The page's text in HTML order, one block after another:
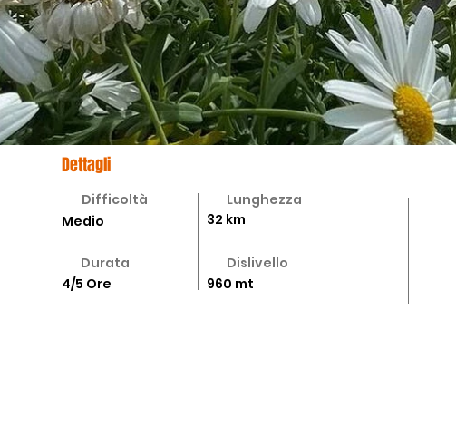
Dettagli
Difficoltà
Medio
Lunghezza
32 km
Durata
4/5 Ore
Dislivello
960 mt